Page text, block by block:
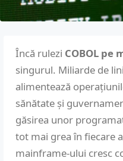
Încă rulezi COBOL pe
singurul. Miliarde de
alimentează
sănătate și
găsirea unor
tot mai grea în fiecare
mainframe-ului cresc